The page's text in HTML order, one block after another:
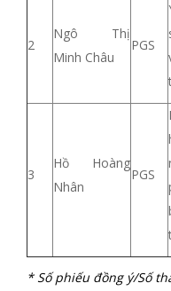
2
Ngô Thị
Minh Châu
PGS
3
Hồ Hoàng
Nhân
PGS
* Số phiếu đồng ý/Số